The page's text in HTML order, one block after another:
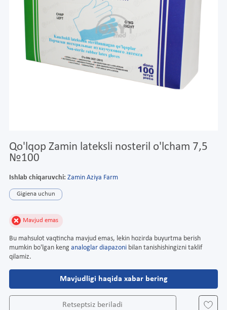
Qo'lqop Zamin lateksli nosteril o'lcham 7,5
№100
Ishlab chiqaruvchi: Zamin Aziya Farm
Gigiena uchun
Mavjud emas
Bu mahsulot vaqtincha mavjud emas, lekin hozirda buyurtma berish
mumkin bo'lgan keng analoglar diapazoni bilan tanishishingizni taklif
qilamiz.
Mavjudligi haqida xabar bering
Retseptsiz beriladi